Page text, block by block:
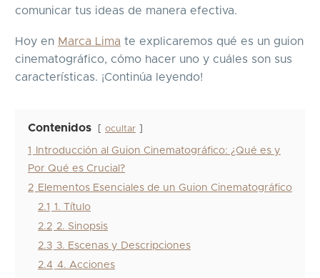
comunicar tus ideas de manera efectiva.
Hoy en Marca Lima te explicaremos qué es un guion
cinematográfico, cómo hacer uno y cuáles son sus
características. ¡Continúa leyendo!
Contenidos ocultar
1
Introducción al Guion Cinematográfico: ¿Qué es y
Por Qué es Crucial?
2 Elementos Esenciales de un Guion Cinematográfico
2.1 1. Título
2.2 2. Sinopsis
2.3 3. Escenas y Descripciones
2.4 4. Acciones